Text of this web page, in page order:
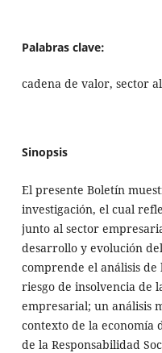
Palabras clave:
cadena de valor, sector
Sinopsis
El presente Boletín
investigación, el cual
junto al sector
desarrollo y evolución
comprende el análisis
riesgo de insolvencia de
empresarial; un análisis
contexto de la economía
de la Responsabilidad